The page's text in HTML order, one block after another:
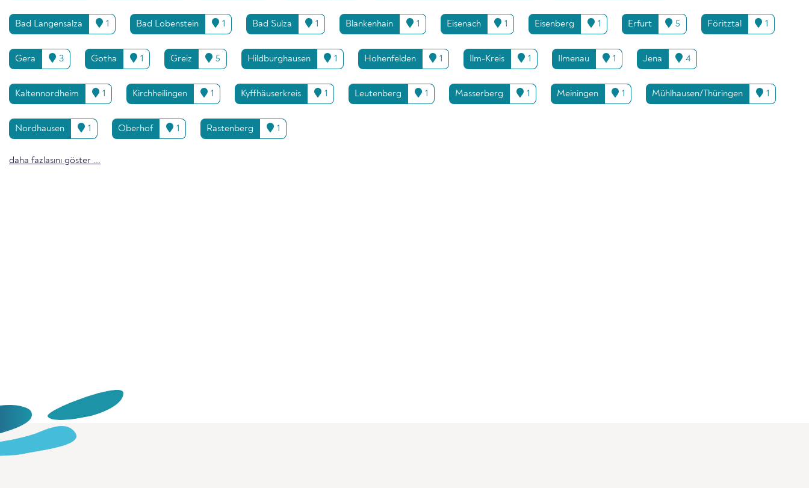
Bad Langensalza 1 Bad Lobenstein 1 Bad Sulza 1 Blankenhain 1 Eisenach 1 Eisenberg 1 Erfurt 5 Föritztal 1
Gera 3 Gotha 1 Greiz 5 Hildburghausen 1 Hohenfelden 1 Ilm-Kreis 1 Ilmenau 1 Jena 4
Kaltennordheim 1 Kirchheilingen 1 Kyffhäuserkreis 1 Leutenberg 1 Masserberg 1 Meiningen 1 Mühlhausen/Thüringen 1
Nordhausen 1 Oberhof 1 Rastenberg 1
daha fazlasını göster ...